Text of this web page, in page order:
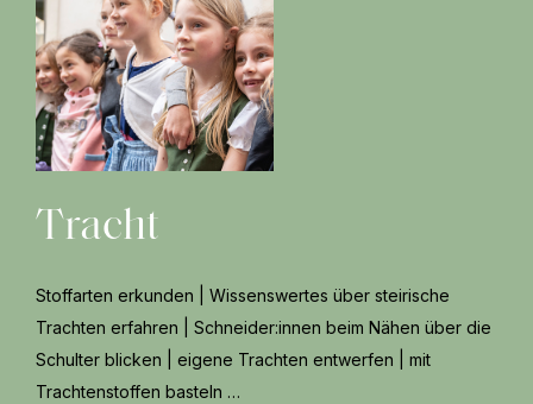
Tracht
Stoffarten erkunden | Wissenswertes über steirische
Trachten erfahren | Schneider:innen beim Nähen über die
Schulter blicken | eigene Trachten entwerfen | mit
Trachtenstoffen basteln …